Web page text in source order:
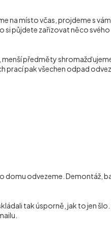
na místo včas, projdeme s
půjdete zařizovat něco svého
předměty
prací pak všechen odpad
domu odvezeme. Demontáž,
tak úsporně, jak to jen